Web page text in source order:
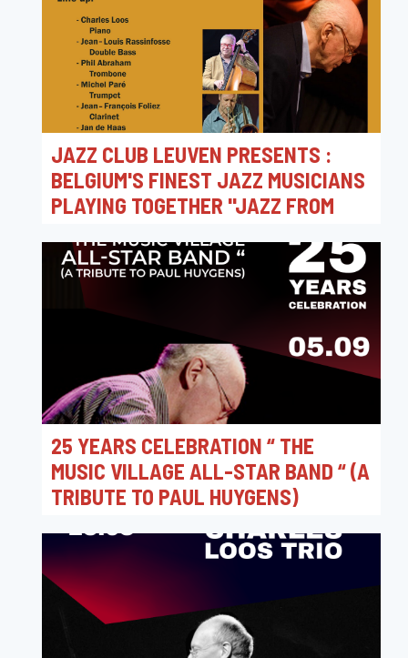
JAZZ CLUB LEUVEN PRESENTS :
BELGIUM'S FINEST JAZZ MUSICIANS
PLAYING TOGETHER "JAZZ FROM
CAMPUS CORSO LEUVEN
27/02/2026 20:15
Jazz Club Leuven - Hot Club Louvain vzw / Live
25 YEARS CELEBRATION “ THE
MUSIC VILLAGE ALL-STAR BAND “ (A
TRIBUTE TO PAUL HUYGENS)